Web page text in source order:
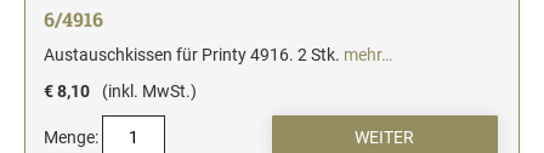
6/4916
Austauschkissen für Printy 4916. 2 Stk. mehr…
€ 8,10
(inkl. MwSt.)
Menge: